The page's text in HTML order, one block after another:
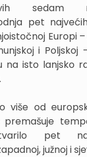
sedam
pet
Europi –
i
na isto lanjsko
više od
premašuje
pet
južnoj i